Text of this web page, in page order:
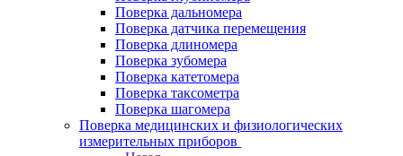
Поверка дальномера
Поверка датчика перемещения
Поверка длиномера
Поверка зубомера
Поверка катетомера
Поверка таксометра
Поверка шагомера
Поверка медицинских и физиологических
измерительных приборов